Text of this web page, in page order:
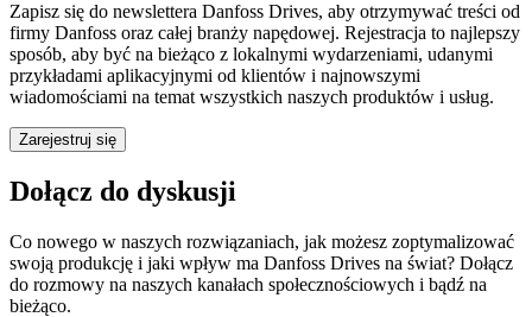
Zapisz się do newslettera Danfoss Drives, aby otrzymywać treści od
firmy Danfoss oraz całej branży napędowej. Rejestracja to najlepszy
sposób, aby być na bieżąco z lokalnymi wydarzeniami, udanymi
przykładami aplikacyjnymi od klientów i najnowszymi
wiadomościami na temat wszystkich naszych produktów i usług.
Zarejestruj się
Dołącz do dyskusji
Co nowego w naszych rozwiązaniach, jak możesz zoptymalizować
swoją produkcję i jaki wpływ ma Danfoss Drives na świat? Dołącz
do rozmowy na naszych kanałach społecznościowych i bądź na
bieżąco.